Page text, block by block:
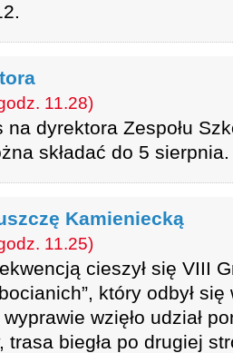
11.28)
na dyrektora Zespołu
składać do 5 sierpnia.
Kamieniecką
11.25)
cieszył się VIII
który odbył
wzięło udział
trasa biegła po drugiej